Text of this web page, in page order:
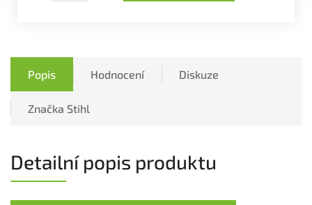
Popis Hodnocení Diskuze
Značka Stihl
Detailní popis produktu